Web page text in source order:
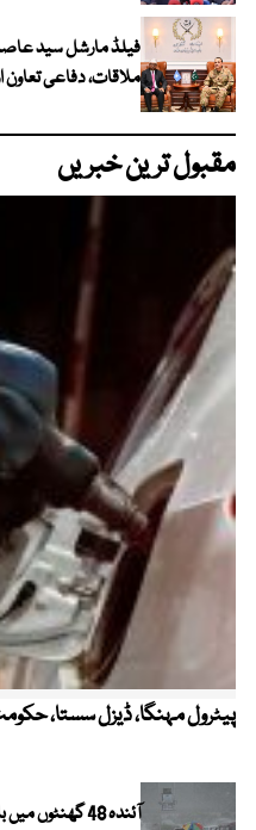
فیلڈ مارشل سید
ملاقات، دفاعی تعاون
مقبول ترین خبریں
پیٹرول مہنگا، ڈیزل سستا،
آئندہ 48